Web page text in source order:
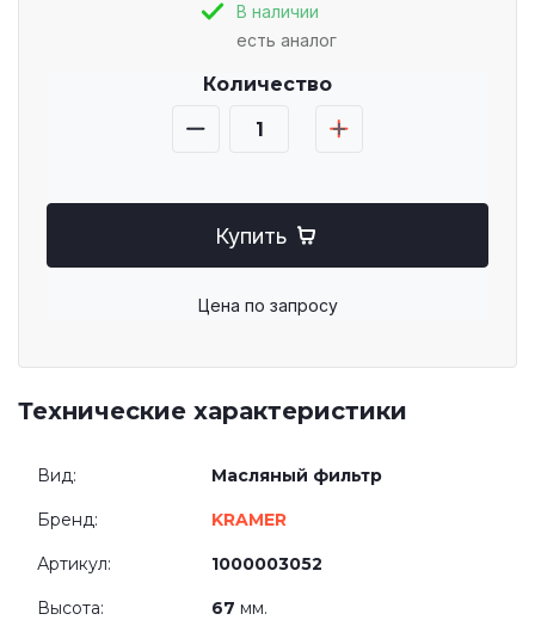
В наличии
есть аналог
Количество
Купить
Цена по запросу
Технические характеристики
Вид: Масляный фильтр
Бренд: KRAMER
Артикул: 1000003052
Высота: 67 мм.